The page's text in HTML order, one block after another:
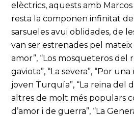
elèctrics, aquests amb
resta la componen infinitat
sarsueles avui oblidades, de
van ser estrenades pel
amor”, “Los mosqueteros del
gaviota”, “La severa”, “Por una
joven Turquía”, “La reina del
altres de molt més populars
d’amor i de guerra”, “La